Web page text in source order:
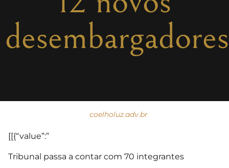
desembargadores
coelholuz.adv.br
[[{“value”:”
Tribunal passa a contar com 70 integrantes